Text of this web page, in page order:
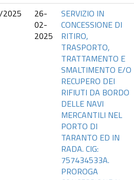
2025
26-
02-
2025
SERVIZIO IN
CONCESSIONE DI
RITIRO,
TRASPORTO,
TRATTAMENTO E
SMALTIMENTO E/O
RECUPERO DEI
RIFIUTI DA BORDO
DELLE NAVI
MERCANTILI NEL
PORTO DI
TARANTO ED IN
RADA. CIG:
757434533A.
PROROGA